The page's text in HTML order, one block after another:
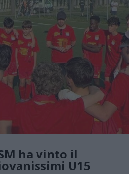
ha vinto il
U15